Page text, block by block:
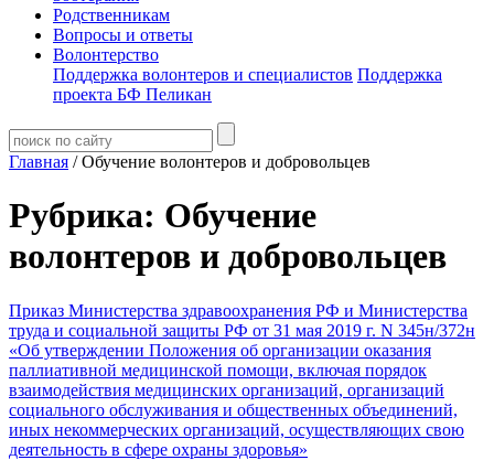
Родственникам
Вопросы и ответы
Волонтерство
Поддержка волонтеров и специалистов Поддержка
проекта БФ Пеликан
Главная / Обучение волонтеров и добровольцев
Рубрика: Обучение
волонтеров и добровольцев
Приказ Министерства здравоохранения РФ и Министерства
труда и социальной защиты РФ от 31 мая 2019 г. N 345н/372н
«Об утверждении Положения об организации оказания
паллиативной медицинской помощи, включая порядок
взаимодействия медицинских организаций, организаций
социального обслуживания и общественных объединений,
иных некоммерческих организаций, осуществляющих свою
деятельность в сфере охраны здоровья»